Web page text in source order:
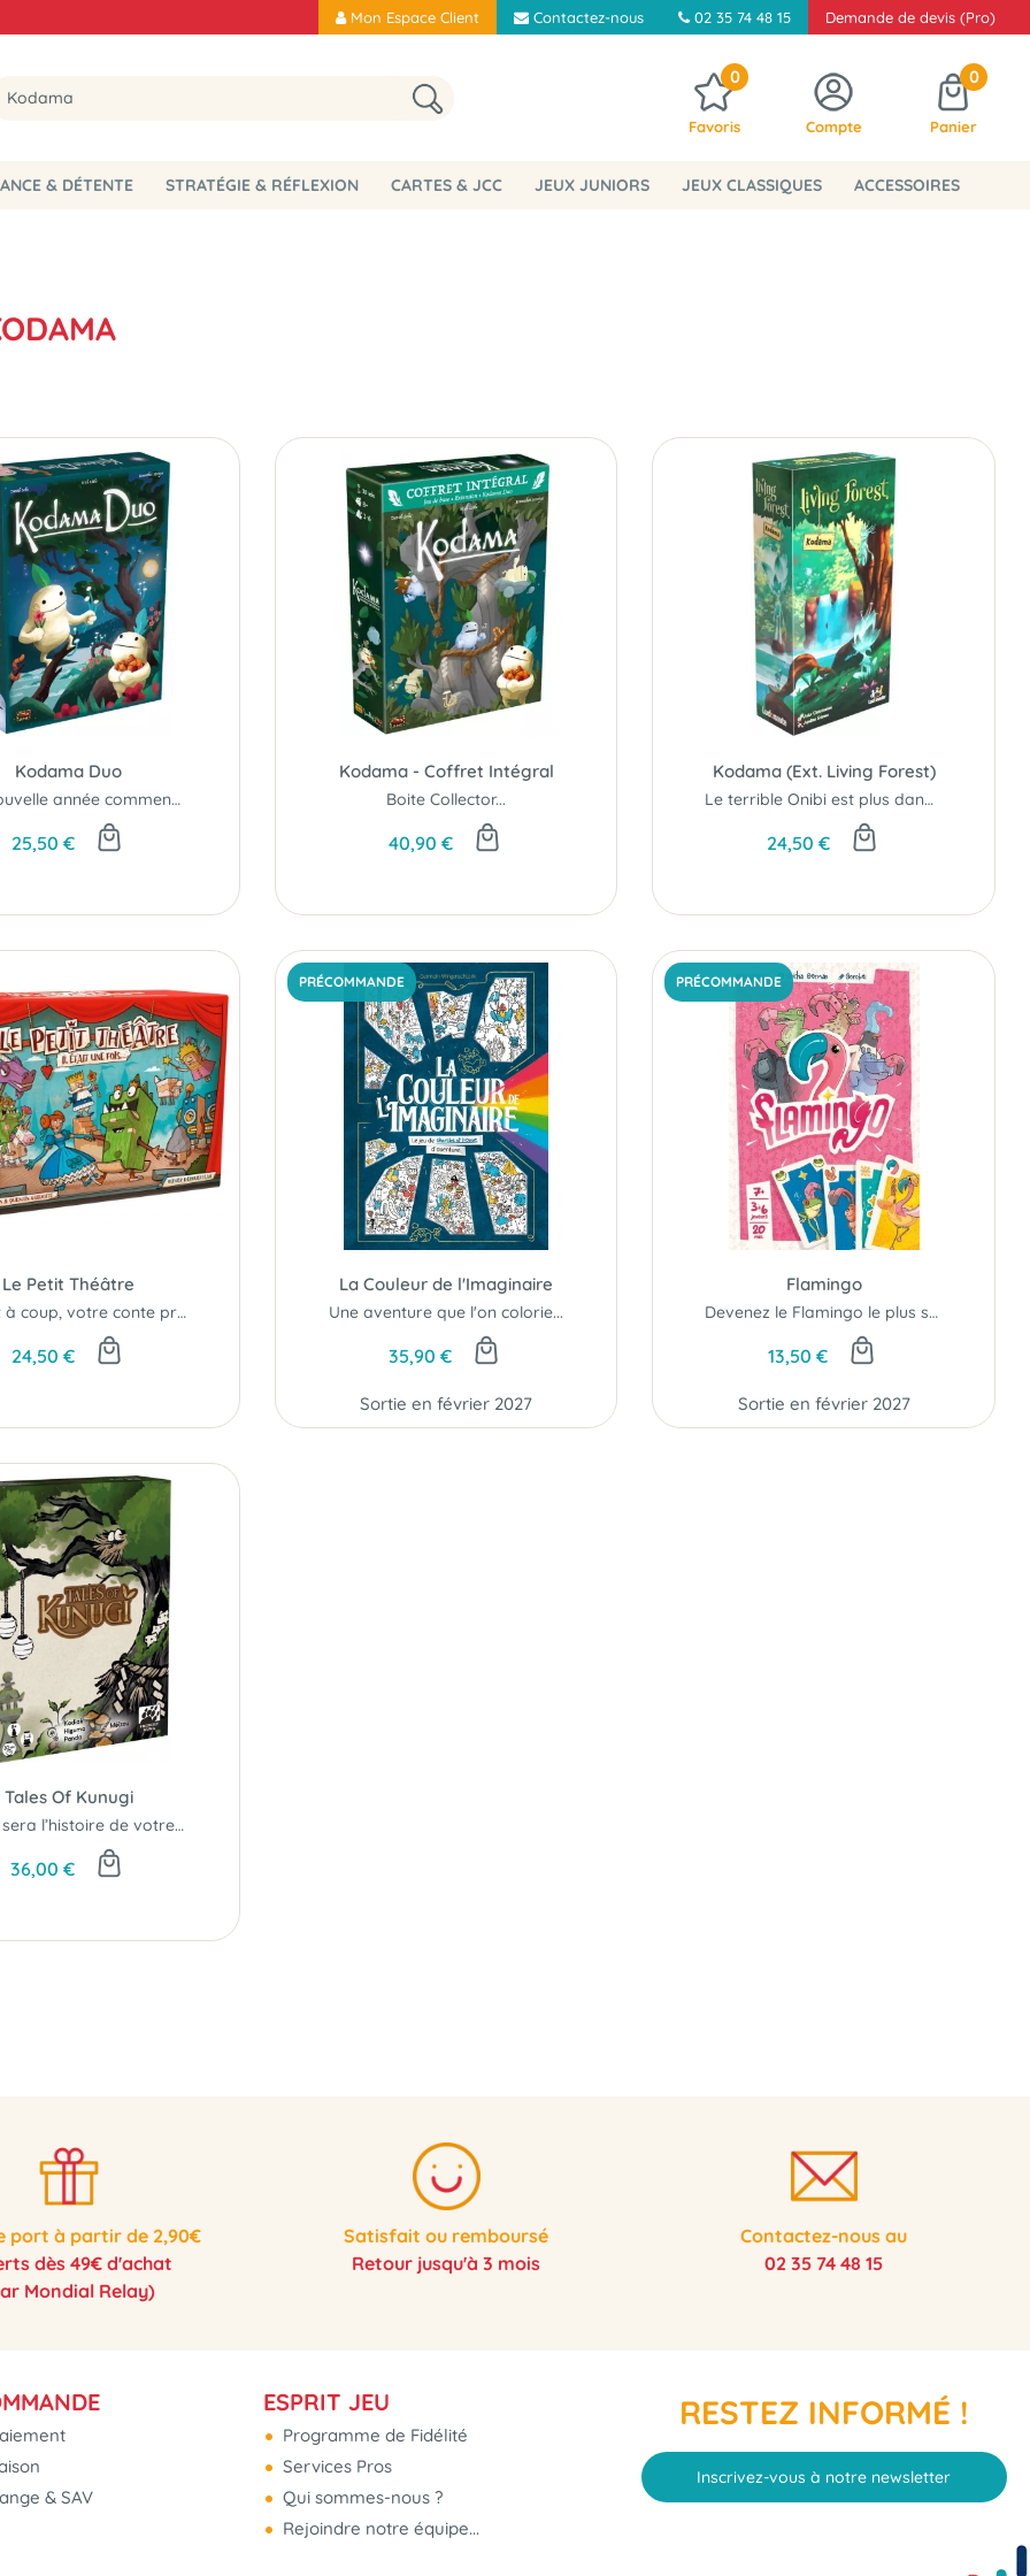
Mon Espace Client Contactez-nous 02 35 74 48 15 Demande de devis (Pro)
0
Favoris Compte
0
Panier
& DÉTENTE STRATÉGIE & RÉFLEXION CARTES & JCC JEUX JUNIORS JEUX CLASSIQUES ACCESSOIRES
Kodama Duo
Une nouvelle année commence...
25,50 €
Kodama - Coffret Intégral
Boite Collector...
40,90 €
Kodama (Ext. Living Forest)
Le terrible Onibi est plus dangereux que jamais...
24,50 €
Le Petit Théâtre
Et tout à coup, votre conte prend vie sous vos yeux...
24,50 €
PRÉCOMMANDE
La Couleur de l'Imaginaire
Une aventure que l'on colorie...
35,90 €
Sortie en février 2027
PRÉCOMMANDE
Flamingo
Devenez le Flamingo le plus stylé !
13,50 €
Sortie en février 2027
Tales Of Kunugi
Quelle sera l’histoire de votre Kunugi ?
36,00 €
port à partir de 2,90€
dès 49€ d'achat
Mondial Relay)
Satisfait ou remboursé
Retour jusqu'à 3 mois
Contactez-nous au
02 35 74 48 15
& SAV
ESPRIT JEU
Programme de Fidélité
Services Pros
Qui sommes-nous ?
Rejoindre notre équipe...
RESTEZ INFORMÉ !
Inscrivez-vous à notre newsletter